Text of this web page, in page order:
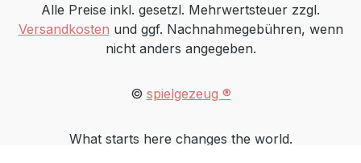
Alle Preise inkl. gesetzl. Mehrwertsteuer zzgl.
Versandkosten und ggf. Nachnahmegebühren, wenn
nicht anders angegeben.
© spielgezeug ®
What starts here changes the world.